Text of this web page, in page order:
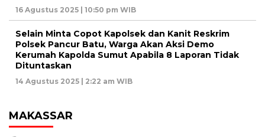
16 Agustus 2025 | 10:50 pm WIB
Selain Minta Copot Kapolsek dan Kanit Reskrim
Polsek Pancur Batu, Warga Akan Aksi Demo
Kerumah Kapolda Sumut Apabila 8 Laporan Tidak
Dituntaskan
14 Agustus 2025 | 2:22 am WIB
MAKASSAR